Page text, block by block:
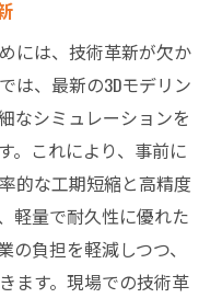
には、技術革新が欠か
は、最新の3Dモデリン
なシミュレーションを
。これにより、事前に
的な工期短縮と高精度
軽量で耐久性に優れた
負担を軽減しつつ、
ます。現場での技術革